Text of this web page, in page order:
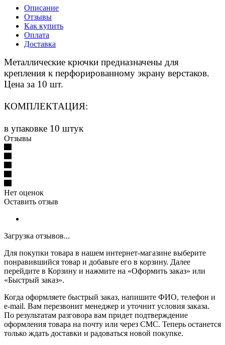
Описание
Отзывы
Как купить
Оплата
Доставка
Металлические крючки предназначены для
крепления к перфорированному экрану верстаков.
Цена за 10 шт.
КОМПЛЕКТАЦИЯ:
в упаковке 10 штук
Отзывы
Нет оценок
Оставить отзыв
Загрузка отзывов...
Для покупки товара в нашем интернет-магазине выберите
понравившийся товар и добавьте его в корзину. Далее
перейдите в Корзину и нажмите на «Оформить заказ» или
«Быстрый заказ».
Когда оформляете быстрый заказ, напишите ФИО, телефон и
e-mail. Вам перезвонит менеджер и уточнит условия заказа.
По результатам разговора вам придет подтверждение
оформления товара на почту или через СМС. Теперь останется
только ждать доставки и радоваться новой покупке.